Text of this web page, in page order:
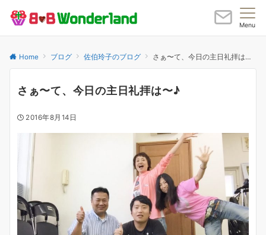
Menu
Home ブログ 佐伯玲子のブログ さぁ〜て、今日の主日礼拝は〜♪
さぁ〜て、今日の主日礼拝は〜♪
2016年8月14日